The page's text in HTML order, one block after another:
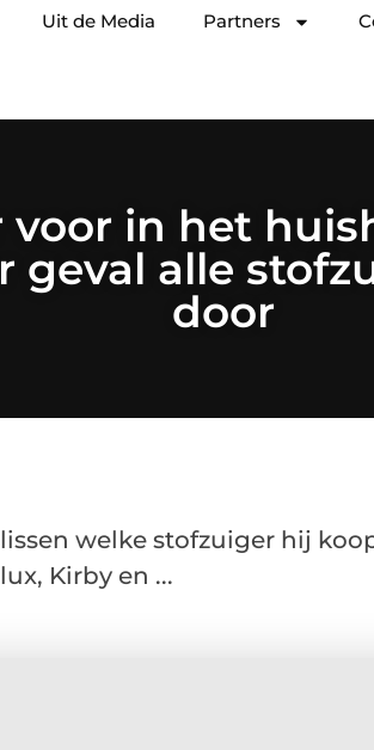
Uit de Media Partners
in het
geval alle
door
welke stofzuiger hij
Kirby en ...